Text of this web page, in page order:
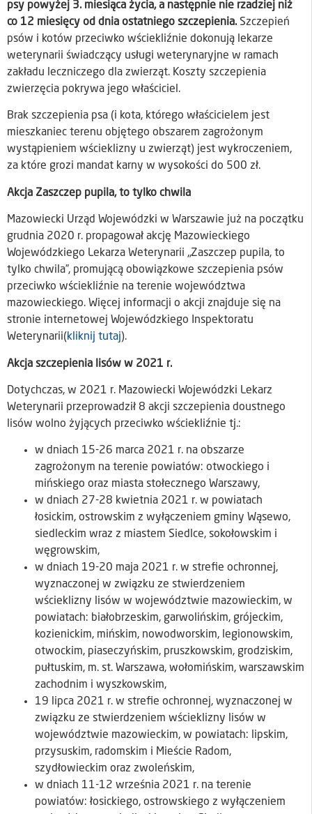
psy powyżej 3. miesiąca życia, a następnie nie rzadziej niż
co 12 miesięcy od dnia ostatniego szczepienia. Szczepień
psów i kotów przeciwko wściekliźnie dokonują lekarze
weterynarii świadczący usługi weterynaryjne w ramach
zakładu leczniczego dla zwierząt. Koszty szczepienia
zwierzęcia pokrywa jego właściciel.
Brak szczepienia psa (i kota, którego właścicielem jest
mieszkaniec terenu objętego obszarem zagrożonym
wystąpieniem wścieklizny u zwierząt) jest wykroczeniem,
za które grozi mandat karny w wysokości do 500 zł.
Akcja Zaszczep pupila, to tylko chwila
Mazowiecki Urząd Wojewódzki w Warszawie już na początku
grudnia 2020 r. propagował akcję Mazowieckiego
Wojewódzkiego Lekarza Weterynarii „Zaszczep pupila, to
tylko chwila”, promującą obowiązkowe szczepienia psów
przeciwko wściekliźnie na terenie województwa
mazowieckiego. Więcej informacji o akcji znajduje się na
stronie internetowej Wojewódzkiego Inspektoratu
Weterynarii(kliknij tutaj).
Akcja szczepienia lisów w 2021 r.
Dotychczas, w 2021 r. Mazowiecki Wojewódzki Lekarz
Weterynarii przeprowadził 8 akcji szczepienia doustnego
lisów wolno żyjących przeciwko wściekliźnie tj.:
w dniach 15-26 marca 2021 r. na obszarze
zagrożonym na terenie powiatów: otwockiego i
mińskiego oraz miasta stołecznego Warszawy,
w dniach 27-28 kwietnia 2021 r. w powiatach
łosickim, ostrowskim z wyłączeniem gminy Wąsewo,
siedleckim wraz z miastem Siedlce, sokołowskim i
węgrowskim,
w dniach 19-20 maja 2021 r. w strefie ochronnej,
wyznaczonej w związku ze stwierdzeniem
wścieklizny lisów w województwie mazowieckim, w
powiatach: białobrzeskim, garwolińskim, grójeckim,
kozienickim, mińskim, nowodworskim, legionowskim,
otwockim, piaseczyńskim, pruszkowskim, grodziskim,
pułtuskim, m. st. Warszawa, wołomińskim, warszawskim
zachodnim i wyszkowskim,
19 lipca 2021 r. w strefie ochronnej, wyznaczonej w
związku ze stwierdzeniem wścieklizny lisów w
województwie mazowieckim, w powiatach: lipskim,
przysuskim, radomskim i Mieście Radom,
szydłowieckim oraz zwoleńskim,
w dniach 11-12 września 2021 r. na terenie
powiatów: łosickiego, ostrowskiego z wyłączeniem